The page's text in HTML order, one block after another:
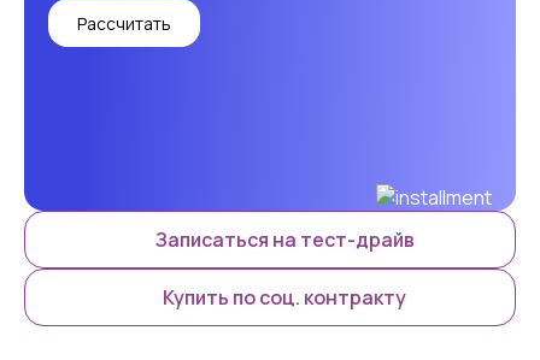
Рассчитать
Записаться на тест-драйв
Купить по соц. контракту